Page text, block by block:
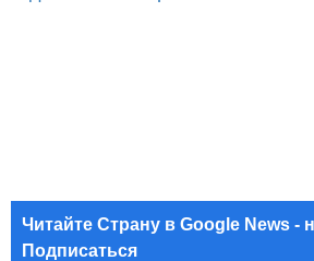
Читайте Страну в Google News -
Подписаться